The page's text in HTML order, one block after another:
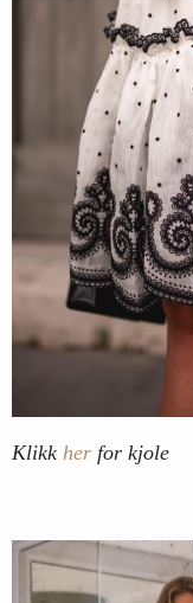
Klikk her for kjole